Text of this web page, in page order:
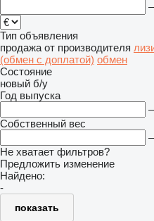
–
Тип объявления
продажа от производителя
(обмен с доплатой) обмен
Состояние
новый б/у
Год выпуска
–
Собственный вес
–
Не хватает фильтров?
Предложить изменение
Найдено:
-
показать